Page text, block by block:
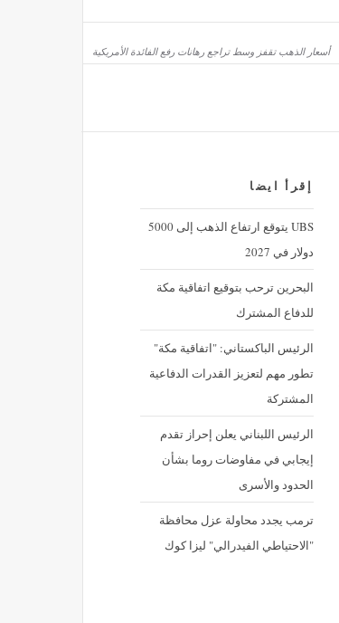
أسعار الذهب تقفز وسط تراجع رهانات رفع الفائدة الأمريكية
إقرأ ايضا
UBS يتوقع ارتفاع الذهب إلى 5000
دولار في 2027
البحرين ترحب بتوقيع اتفاقية مكة
للدفاع المشترك
الرئيس الباكستاني: "اتفاقية مكة"
تطور مهم لتعزيز القدرات الدفاعية
المشتركة
الرئيس اللبناني يعلن إحراز تقدم
إيجابي في مفاوضات روما بشأن
الحدود والأسرى
ترمب يجدد محاولة عزل محافظة
"الاحتياطي الفيدرالي" ليزا كوك